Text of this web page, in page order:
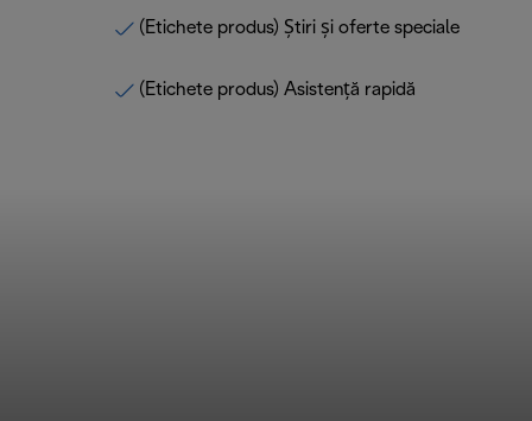
(Etichete produs) Știri și oferte speciale
(Etichete produs) Asistență rapidă